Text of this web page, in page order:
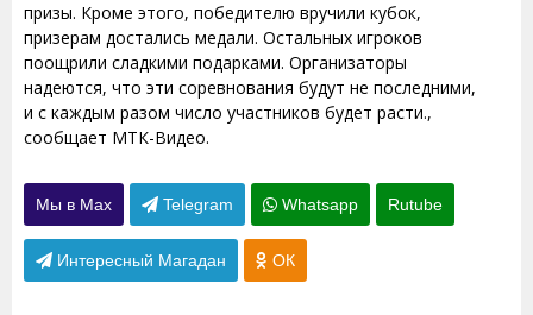
призы. Кроме этого, победителю вручили кубок,
призерам достались медали. Остальных игроков
поощрили сладкими подарками. Организаторы
надеются, что эти соревнования будут не последними,
и с каждым разом число участников будет расти.,
сообщает МТК-Видео.
Мы в Max Telegram Whatsapp Rutube
Интересный Магадан ОК